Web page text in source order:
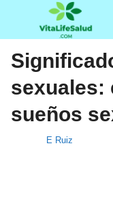
sexuales:
sueños
E Ruiz